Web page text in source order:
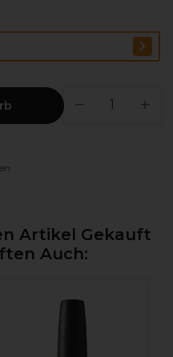
Artikel Gekauft
Auch: